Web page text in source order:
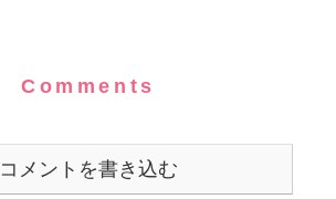
Comments
コメントを書き込む